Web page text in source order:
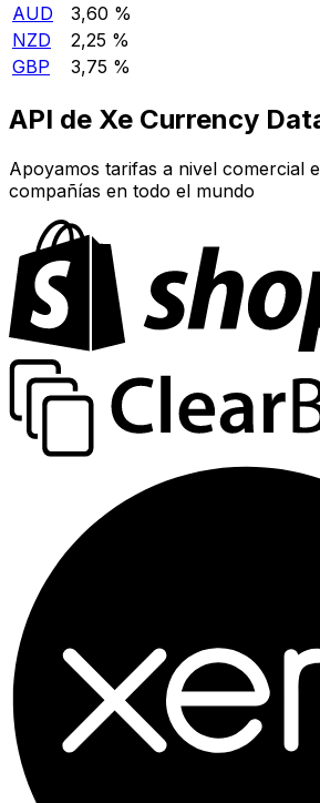
AUD
3,60 %
NZD
2,25 %
GBP
3,75 %
API de Xe Currency
Apoyamos tarifas a nivel comercial
compañías en todo el mundo